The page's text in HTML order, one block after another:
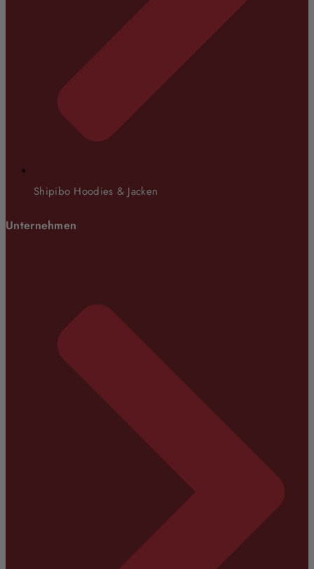
Shipibo Hoodies & Jacken
Unternehmen